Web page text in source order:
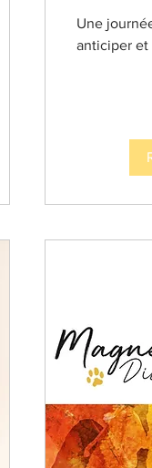
Une
anticiper et